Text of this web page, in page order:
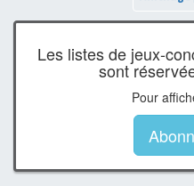
Les listes de jeux-
sont
Pour